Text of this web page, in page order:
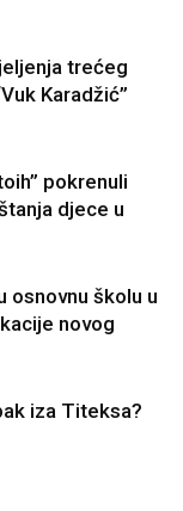
trećeg
Karadžić”
pokrenuli
djece u
osnovnu školu u
novog
iza Titeksa?